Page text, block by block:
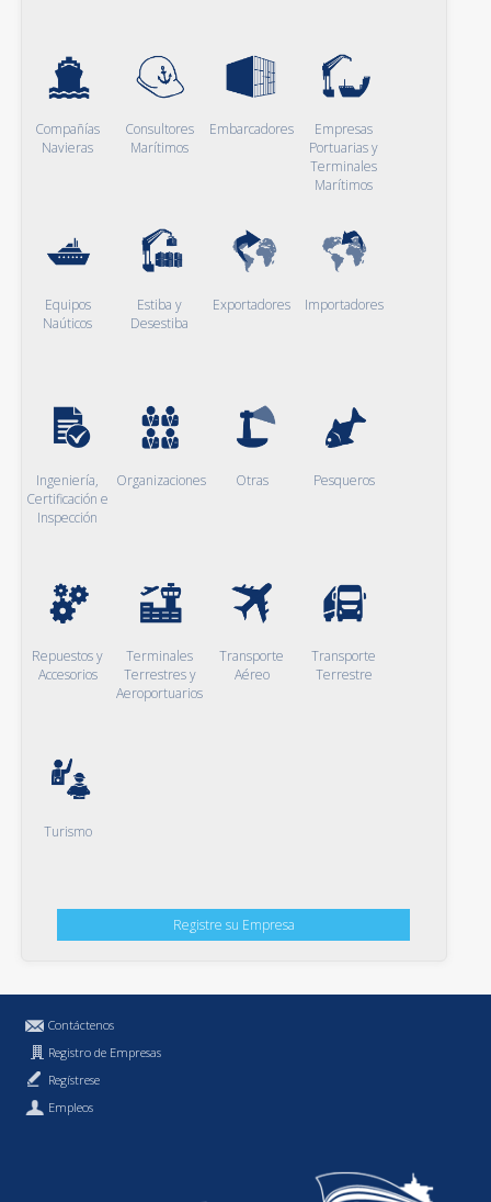
Compañías
Navieras
Consultores
Marítimos
Embarcadores
Empresas
Portuarias y
Terminales
Marítimos
Equipos
Naúticos
Estiba y
Desestiba
Exportadores Importadores
Ingeniería,
Certificación e
Inspección
Organizaciones Otras Pesqueros
Repuestos y
Accesorios
Terminales
Terrestres y
Aeroportuarios
Transporte
Aéreo
Transporte
Terrestre
Turismo
Registre su Empresa
Contáctenos
Registro de Empresas
Regístrese
Empleos